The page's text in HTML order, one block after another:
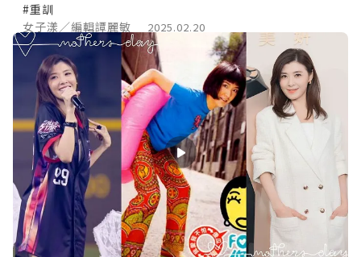
#重訓
女子漾／編輯譚麗敏
2025.02.20